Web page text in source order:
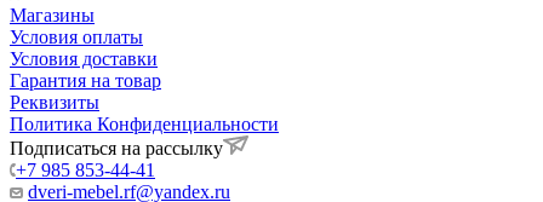
Магазины
Условия оплаты
Условия доставки
Гарантия на товар
Реквизиты
Политика Конфиденциальности
Подписаться на рассылку
+7 985 853-44-41
dveri-mebel.rf@yandex.ru